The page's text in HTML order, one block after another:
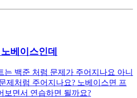
베이스인데
는 백준 처럼 문제가 주어지나요 아니
제처럼 주어지나요? 노베이스면 프
보면서 연습하면 될까요?